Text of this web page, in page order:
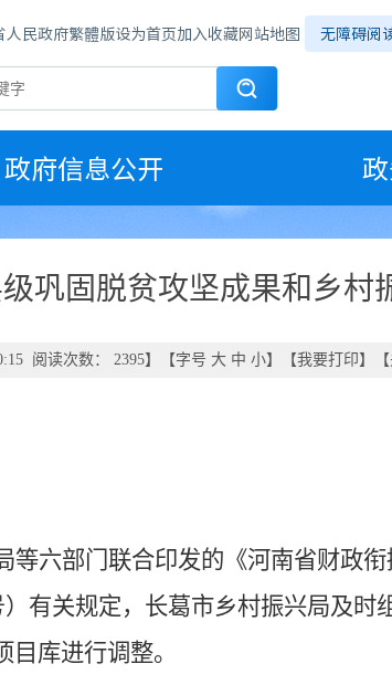
人民政府繁體版设为首页加入收藏网站地图 无障碍阅
政府信息公开
巩固脱贫攻坚成果和乡村
阅读次数： 2395】【字号 大 中 小】【我要打印】【
等六部门联合印发的 《河南省财政
有关规定，长葛市乡村振兴局及时
目库进行调整。